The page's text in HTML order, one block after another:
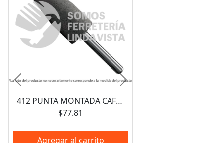
412 PUNTA MONTADA CAFE TIPO A (3/4"X2-1/2"X1/4") AUSTROMEX
$77.81
Agregar al carrito
Anterior Siguiente